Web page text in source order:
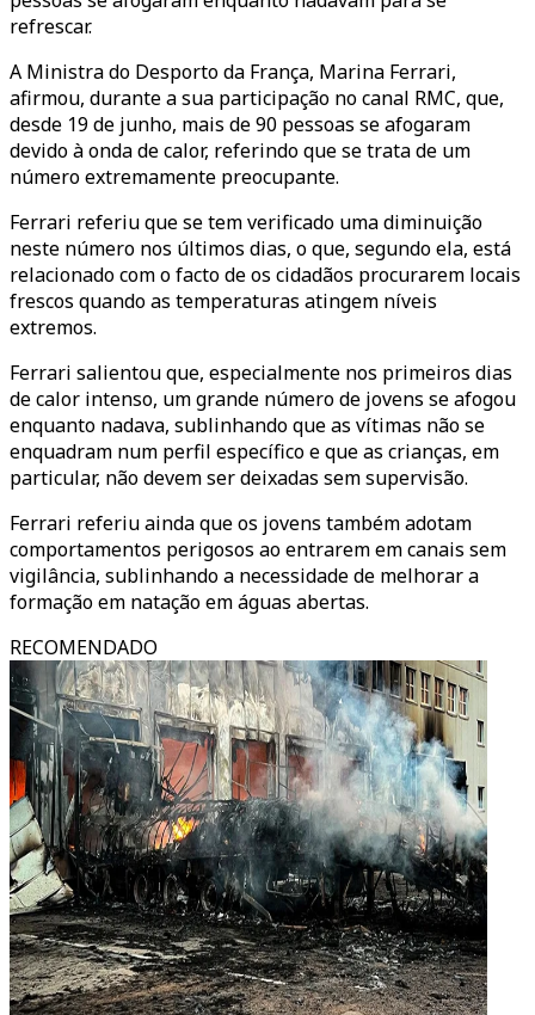
refrescar.
A Ministra do Desporto da França, Marina Ferrari,
afirmou, durante a sua participação no canal RMC, que,
desde 19 de junho, mais de 90 pessoas se afogaram
devido à onda de calor, referindo que se trata de um
número extremamente preocupante.
Ferrari referiu que se tem verificado uma diminuição
neste número nos últimos dias, o que, segundo ela, está
relacionado com o facto de os cidadãos procurarem locais
frescos quando as temperaturas atingem níveis
extremos.
Ferrari salientou que, especialmente nos primeiros dias
de calor intenso, um grande número de jovens se afogou
enquanto nadava, sublinhando que as vítimas não se
enquadram num perfil específico e que as crianças, em
particular, não devem ser deixadas sem supervisão.
Ferrari referiu ainda que os jovens também adotam
comportamentos perigosos ao entrarem em canais sem
vigilância, sublinhando a necessidade de melhorar a
formação em natação em águas abertas.
RECOMENDADO